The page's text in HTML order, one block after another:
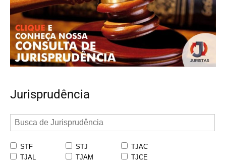
Jurisprudência
STF STJ
TJAC
TJAL
TJAM
TJCE